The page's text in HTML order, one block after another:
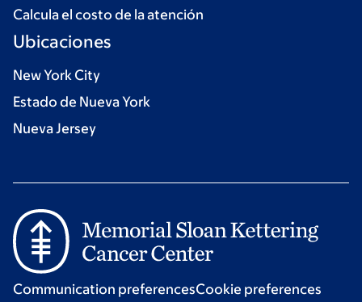
Calcula el costo de la atención
Ubicaciones
New York City
Estado de Nueva York
Nueva Jersey
Communication preferencesCookie preferences